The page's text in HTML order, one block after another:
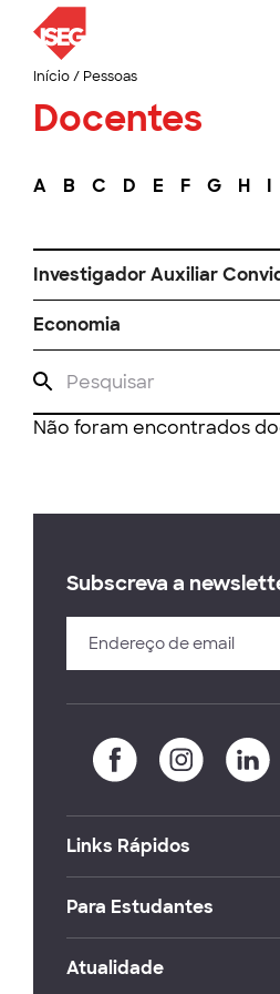
Início/ Pessoas
Docentes
A B C D E F G H I
Investigador Auxiliar
Economia
Não foram encontrados
Subscreva a
Links Rápidos
Para Estudantes
Atualidade